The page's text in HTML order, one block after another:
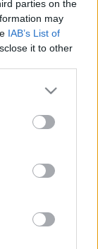
parties on the
may
IAB’s List of
it to other
more Google
may click to
party tags to
below Google
aki
csak a
templom
kapott,
a
hogy a rom
adja el.
van
hogy vétkezett,